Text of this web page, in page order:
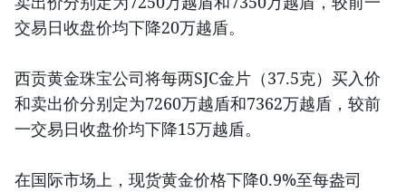
交易日收盘价均下降20万越盾。
西贡黄金珠宝公司将每两SJC金片（37.5克）买入价
和卖出价分别定为7260万越盾和7362万越盾，较前
一交易日收盘价均下降15万越盾。
在国际市场上，现货黄金价格下降0.9%至每盎司